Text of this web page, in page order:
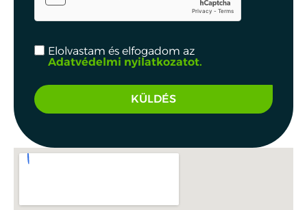
Elolvastam és elfogadom az
Adatvédelmi nyilatkozatot.
KÜLDÉS